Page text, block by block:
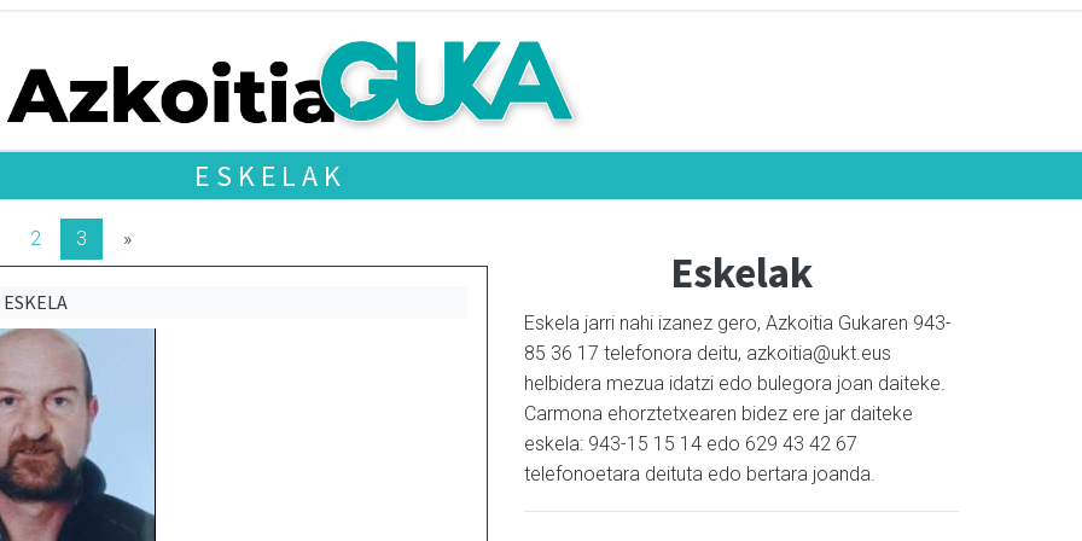
ESKELAK
2 3 »
ESKELA
Eskelak
Eskela jarri nahi izanez gero, Azkoitia Gukaren 943-
85 36 17 telefonora deitu, azkoitia@ukt.eus
helbidera mezua idatzi edo bulegora joan daiteke.
Carmona ehorztetxearen bidez ere jar daiteke
eskela: 943-15 15 14 edo 629 43 42 67
telefonoetara deituta edo bertara joanda.